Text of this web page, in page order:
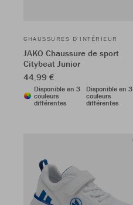
CHAUSSURES D'INTÉRIEUR
JAKO Chaussure de sport
Citybeat Junior
44,99 €
Disponible en 3
couleurs
différentes
Disponible en 3
couleurs
différentes